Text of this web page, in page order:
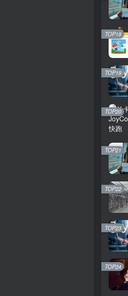
TOP18
TOP19
TOP20
TOP21
TOP22
TOP23
TOP24